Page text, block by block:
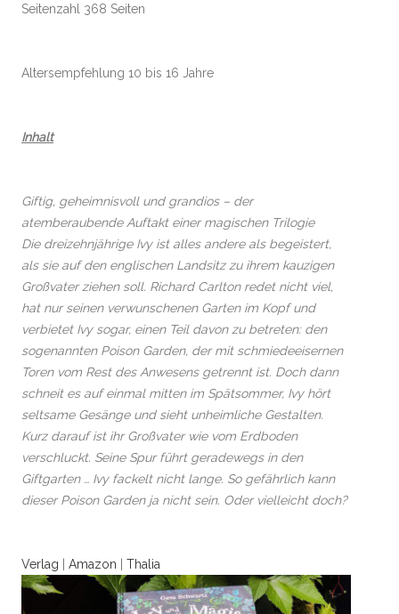
Seitenzahl 368 Seiten
Altersempfehlung 10 bis 16 Jahre
Inhalt
Giftig, geheimnisvoll und grandios – der
atemberaubende Auftakt einer magischen Trilogie
Die dreizehnjährige Ivy ist alles andere als begeistert,
als sie auf den englischen Landsitz zu ihrem kauzigen
Großvater ziehen soll. Richard Carlton redet nicht viel,
hat nur seinen verwunschenen Garten im Kopf und
verbietet Ivy sogar, einen Teil davon zu betreten: den
sogenannten Poison Garden, der mit schmiedeeisernen
Toren vom Rest des Anwesens getrennt ist. Doch dann
schneit es auf einmal mitten im Spätsommer, Ivy hört
seltsame Gesänge und sieht unheimliche Gestalten.
Kurz darauf ist ihr Großvater wie vom Erdboden
verschluckt. Seine Spur führt geradewegs in den
Giftgarten … Ivy fackelt nicht lange. So gefährlich kann
dieser Poison Garden ja nicht sein. Oder vielleicht doch?
Verlag Amazon Thalia